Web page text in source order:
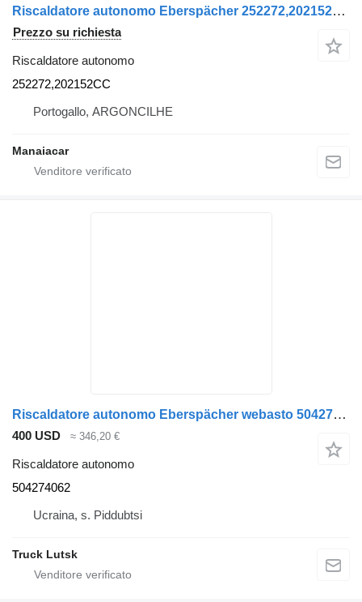
Riscaldatore autonomo Eberspächer 252272,202152CC per trattore stradale DAF XF 105 | 05
Prezzo su richiesta
Riscaldatore autonomo
252272,202152CC
Portogallo, ARGONCILHE
Manaiacar
Riscaldatore autonomo Eberspächer webasto 504274062 per trattore stradale IVECO Stralis
400 USD ≈ 346,20 €
Riscaldatore autonomo
504274062
Ucraina, s. Piddubtsi
Truck Lutsk